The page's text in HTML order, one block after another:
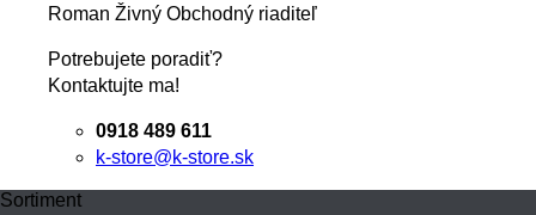
Roman Živný Obchodný riaditeľ
Potrebujete poradiť?
Kontaktujte ma!
0918 489 611
k-store@k-store.sk
Sortiment